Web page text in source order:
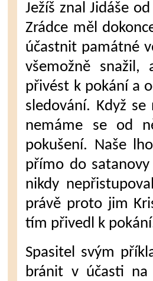
Ježíš znal Jidáše
Zrádce měl
účastnit památné
vše­možně
přivést k pokání a
sledování. Když
nemáme se od
pokušení. Naše
přímo do
nikdy
právě proto jim
tím přivedl k
Spasitel svým
bránit v účas­ti na